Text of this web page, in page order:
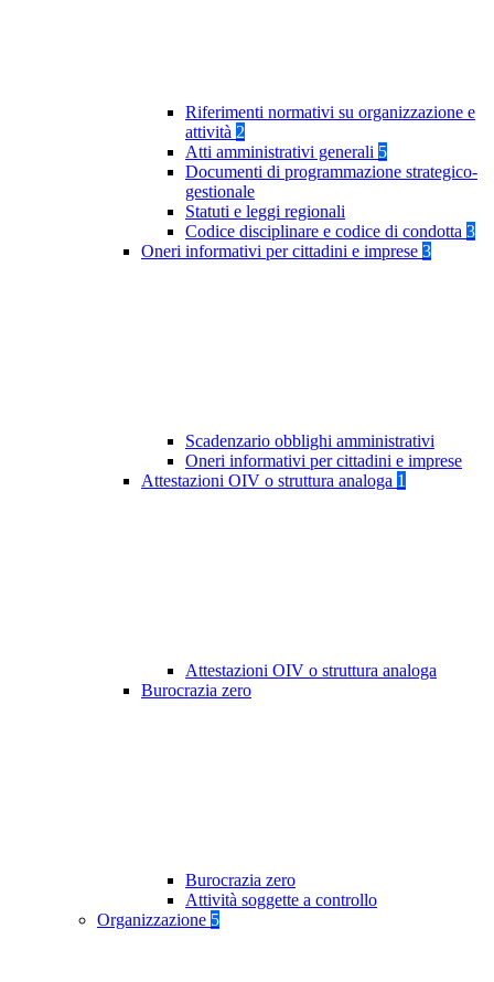
Riferimenti normativi su organizzazione e
attività 2
Atti amministrativi generali 5
Documenti di programmazione strategico-
gestionale
Statuti e leggi regionali
Codice disciplinare e codice di condotta 3
Oneri informativi per cittadini e imprese 3
Scadenzario obblighi amministrativi
Oneri informativi per cittadini e imprese
Attestazioni OIV o struttura analoga 1
Attestazioni OIV o struttura analoga
Burocrazia zero
Burocrazia zero
Attività soggette a controllo
Organizzazione 5